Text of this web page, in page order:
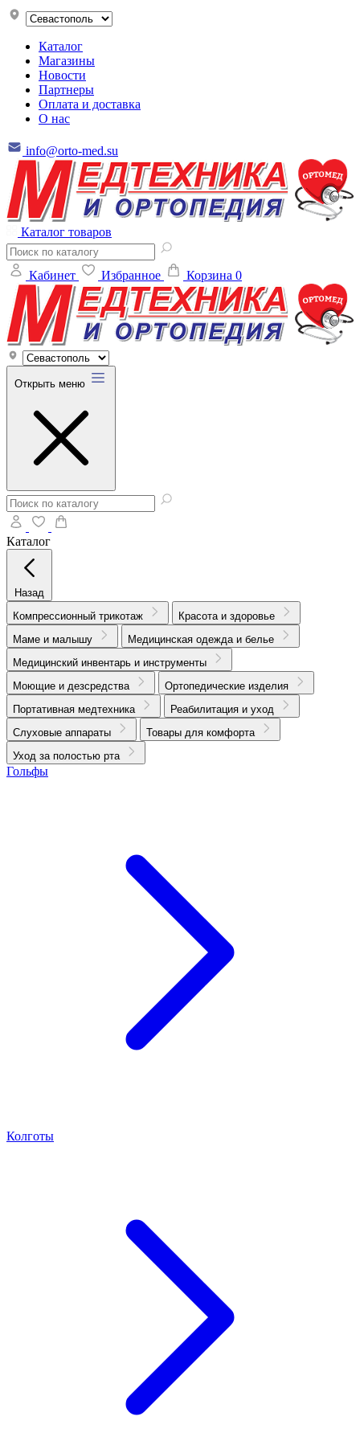
Каталог
Магазины
Новости
Партнеры
Оплата и доставка
О нас
info@orto-med.su
Каталог товаров
Кабинет Избранное Корзина 0
Открыть меню
Каталог
Назад
Компрессионный трикотаж
Красота и здоровье
Маме и малышу
Медицинская одежда и белье
Медицинский инвентарь и инструменты
Моющие и дезсредства
Ортопедические изделия
Портативная медтехника
Реабилитация и уход
Слуховые аппараты
Товары для комфорта
Уход за полостью рта
Гольфы
Колготы